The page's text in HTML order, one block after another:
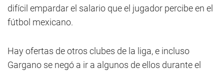
difícil empardar el salario que el jugador percibe en el
fútbol mexicano.
Hay ofertas de otros clubes de la liga, e incluso
Gargano se negó a ir a algunos de ellos durante el